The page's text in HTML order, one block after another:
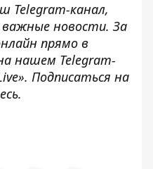
Telegram-канал,
новости. За
прямо в
нашем Telegram-
. Подписаться на
.